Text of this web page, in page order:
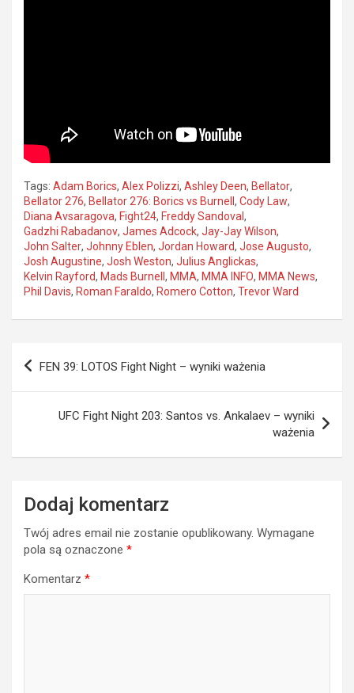
Tags: Adam Borics, Alex Polizzi, Ashley Deen, Bellator,
Bellator 276, Bellator 276: Borics vs Burnell , Cody Law,
Diana Avsaragova, Fight24, Freddy Sandoval ,
Gadzhi Rabadanov, James Adcock, Jay-Jay Wilson,
John Salter, Johnny Eblen, Jordan Howard, Jose Augusto,
Josh Augustine, Josh Weston, Julius Anglickas,
Kelvin Rayford, Mads Burnell , MMA, MMA INFO, MMA News,
Phil Davis, Roman Faraldo, Romero Cotton, Trevor Ward
Nawigacja
FEN 39: LOTOS Fight Night – wyniki ważenia
UFC Fight Night 203: Santos vs. Ankalaev – wyniki
ważenia
Dodaj komentarz
Twój adres email nie zostanie opublikowany. Wymagane
pola są oznaczone *
Komentarz *